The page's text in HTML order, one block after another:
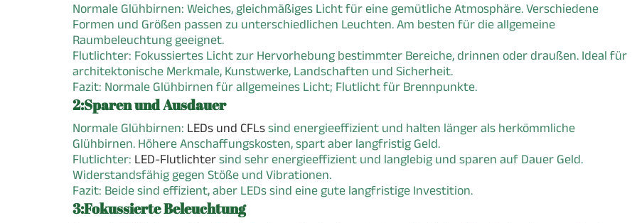
Normale Glühbirnen: Weiches, gleichmäßiges Licht für eine gemütliche Atmosphäre. Verschiedene
Formen und Größen passen zu unterschiedlichen Leuchten. Am besten für die allgemeine
Raumbeleuchtung geeignet.
Flutlichter: Fokussiertes Licht zur Hervorhebung bestimmter Bereiche, drinnen oder draußen. Ideal für
architektonische Merkmale, Kunstwerke, Landschaften und Sicherheit.
Fazit: Normale Glühbirnen für allgemeines Licht; Flutlicht für Brennpunkte.
2:Sparen und Ausdauer
Normale Glühbirnen: LEDs und CFLs sind energieeffizient und halten länger als herkömmliche
Glühbirnen. Höhere Anschaffungskosten, spart aber langfristig Geld.
Flutlichter: LED-Flutlichter sind sehr energieeffizient und langlebig und sparen auf Dauer Geld.
Widerstandsfähig gegen Stöße und Vibrationen.
Fazit: Beide sind effizient, aber LEDs sind eine gute langfristige Investition.
3:Fokussierte Beleuchtung